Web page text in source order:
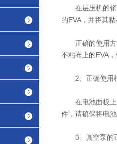
在层压机的销
的EVA，并将其
正确的使用方
不粘布上的EVA
2、正确使用
在电池面板上添
件，请确保将电
3、真空泵的